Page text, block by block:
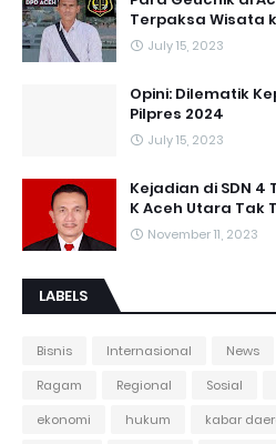
Terpaksa Wisata
July 15, 2023
Opini: Dilematik
Pilpres 2024
July 15, 2023
Kejadian di SDN 4
K Aceh Utara Tak
November 11, 2023
LABELS
Bisnis Internasional News
Ragam
Regional Sosial
ekonomi
hukum kabar